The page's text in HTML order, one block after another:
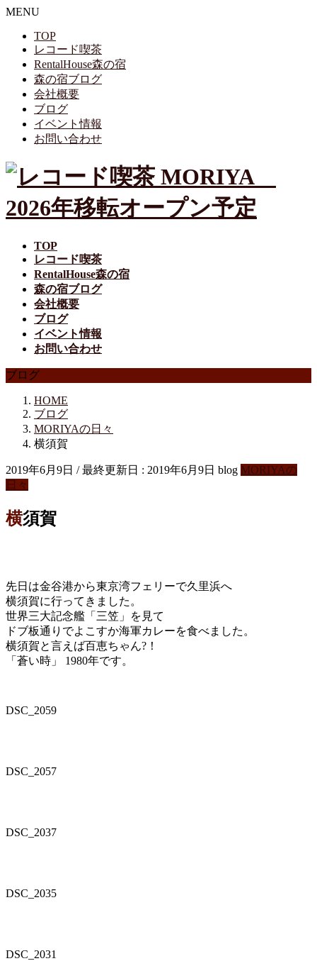
MENU
TOP
レコード喫茶
RentalHouse森の宿
森の宿ブログ
会社概要
ブログ
イベント情報
お問い合わせ
TOP
レコード喫茶
RentalHouse森の宿
森の宿ブログ
会社概要
ブログ
イベント情報
お問い合わせ
ブログ
HOME
ブログ
MORIYAの日々
横須賀
2019年6月9日 / 最終更新日 : 2019年6月9日 blog MORIYAの
日々
横須賀
先日は金谷港から東京湾フェリーで久里浜へ
横須賀に行ってきました。
世界三大記念艦「三笠」を見て
ドブ板通りでよこすか海軍カレーを食べました。
横須賀と言えば百恵ちゃん?！
「蒼い時」 1980年です。
DSC_2059
DSC_2057
DSC_2037
DSC_2035
DSC_2031